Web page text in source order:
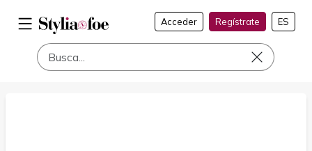
Acceder Regístrate ES